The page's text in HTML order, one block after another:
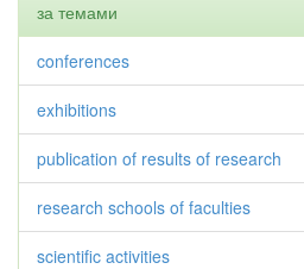
за темами
conferences
exhibitions
publication of results of research
research schools of faculties
scientific activities